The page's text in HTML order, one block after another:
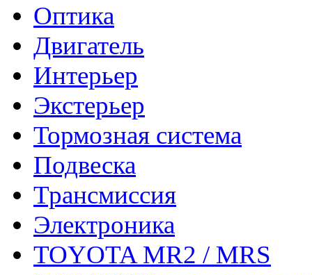
Оптика
Двигатель
Интерьер
Экстерьер
Тормозная система
Подвеска
Трансмиссия
Электроника
TOYOTA MR2 / MRS